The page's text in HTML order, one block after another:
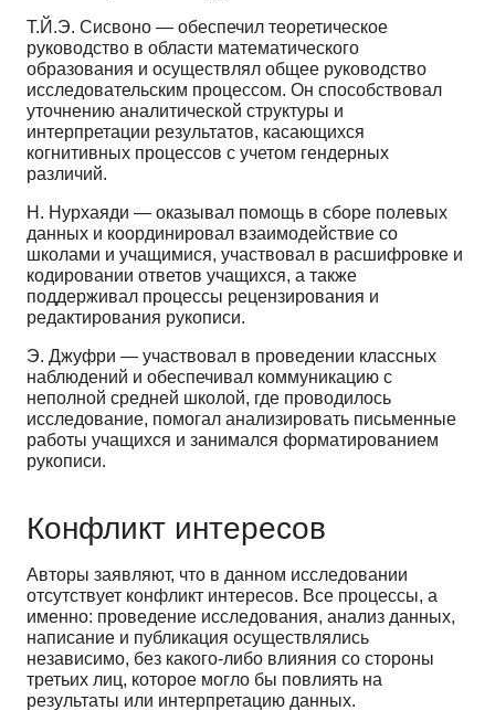
Т.Й.Э. Сисвоно — обеспечил теоретическое
руководство в области математического
образования и осуществлял общее руководство
исследовательским процессом. Он способствовал
уточнению аналитической структуры и
интерпретации результатов, касающихся
когнитивных процессов с учетом гендерных
различий.
Н. Нурхаяди — оказывал помощь в сборе полевых
данных и координировал взаимодействие со
школами и учащимися, участвовал в расшифровке и
кодировании ответов учащихся, а также
поддерживал процессы рецензирования и
редактирования рукописи.
Э. Джуфри — участвовал в проведении классных
наблюдений и обеспечивал коммуникацию с
неполной средней школой, где проводилось
исследование, помогал анализировать письменные
работы учащихся и занимался форматированием
рукописи.
Конфликт интересов
Авторы заявляют, что в данном исследовании
отсутствует конфликт интересов. Все процессы, а
именно: проведение исследования, анализ данных,
написание и публикация осуществлялись
независимо, без какого-либо влияния со стороны
третьих лиц, которое могло бы повлиять на
результаты или интерпретацию данных.